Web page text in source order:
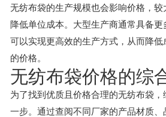
无纺布袋的生产规模也会影响价格，
降低单位成本。大型生产商通常具备更
可以实现更高效的生产方式，从而降低
的价格。
无纺布袋价格的综
为了找到优质且价格合理的无纺布袋
一步。通过查阅不同厂家的产品材质